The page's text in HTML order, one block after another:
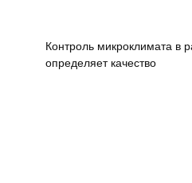
Контроль микроклимата в
определяет качество